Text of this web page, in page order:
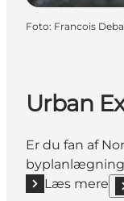
Foto: Francois
Urban
Er du fan af
Læs mere
Læs mere